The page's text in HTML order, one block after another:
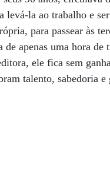
la ao trabalho e
para passear às
apenas uma hora de
ele fica sem
talento, sabedoria e